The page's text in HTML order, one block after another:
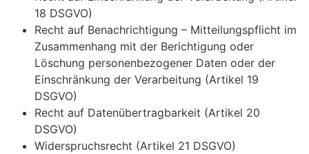
18 DSGVO)
Recht auf Benachrichtigung – Mitteilungspflicht im
Zusammenhang mit der Berichtigung oder
Löschung personenbezogener Daten oder der
Einschränkung der Verarbeitung (Artikel 19
DSGVO)
Recht auf Datenübertragbarkeit (Artikel 20
DSGVO)
Widerspruchsrecht (Artikel 21 DSGVO)